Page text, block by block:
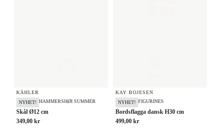
KÄHLER
NYHET! HAMMERSHØI SUMMER
Skål Ø12 cm
349,00 kr
KAY BOJESEN
NYHET! FIGURINES
Bordsflagga dansk H30 cm
499,00 kr